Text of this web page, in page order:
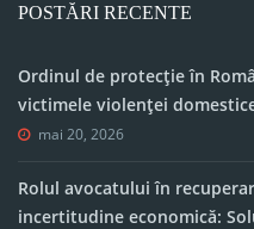
POSTĂRI RECENTE
Ordinul de protecție în
victimele violenței
mai 20, 2026
Rolul avocatului în
incertitudine economică: